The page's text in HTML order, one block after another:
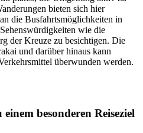
bieten sich hier
die Busfahrtsmöglichkeiten in
wie die
der Kreuze zu besichtigen. Die
und darüber hinaus kann
überwunden werden.
besonderen Reiseziel